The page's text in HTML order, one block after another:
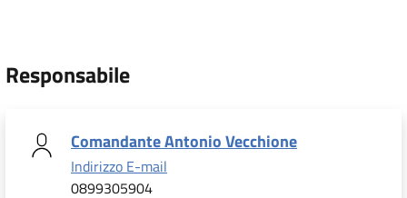
Responsabile
Comandante Antonio Vecchione
Indirizzo E-mail
0899305904